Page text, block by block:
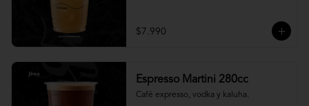
$7.990
Espresso Martini 280cc
Café expresso, vodka y kaluha.